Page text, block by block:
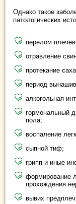
Однако такое
патологических
перелом
отравление
протекание
период
алкогольная
гормональный
пола;
воспаление
сыпной тиф;
грипп и иные
формирование
прохождения
вывих